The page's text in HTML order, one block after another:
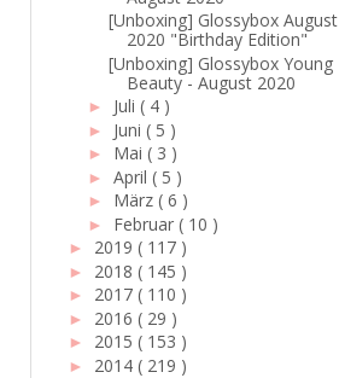
[Unboxing] Glossybox August
2020 "Birthday Edition"
[Unboxing] Glossybox Young
Beauty - August 2020
► Juli( 4 )
► Juni( 5 )
► Mai( 3 )
►April( 5 )
► März( 6 )
► Februar( 10 )
► 2019 ( 117 )
► 2018 ( 145 )
► 2017 ( 110 )
► 2016 ( 29 )
► 2015 ( 153 )
► 2014 ( 219 )